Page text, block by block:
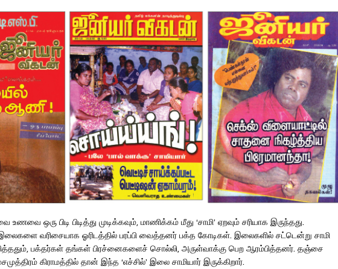
உணவை ஒரு பிடி பிடித்து முடிக்கவும், மாணிக்கம் மீது ‘சாமி’ ஏறவும் சரியாக இருந்தது.
வரிசையாக ஓரிடத்தில் பரப்பி வைத்தனர் பக்த கோடிகள். இலைகளில் சட்டென்று சாமி
பக்தர்கள் தங்கள் பிரச்னைகளைச் சொல்லி, அருள்வாக்கு பெற ஆரம்பித்தனர். தஞ்சை
கிராமத்தில் தான் இந்த ‘எச்சில்’ இலை சாமியார் இருக்கிறார்.